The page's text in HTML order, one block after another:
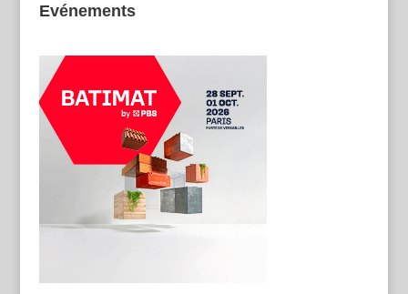
Evénements